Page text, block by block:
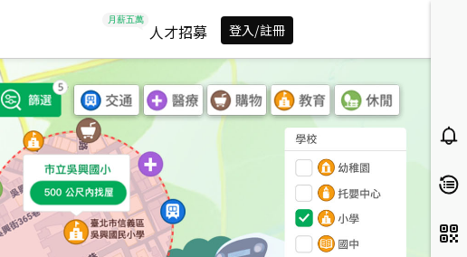
人才招募 登入/註冊